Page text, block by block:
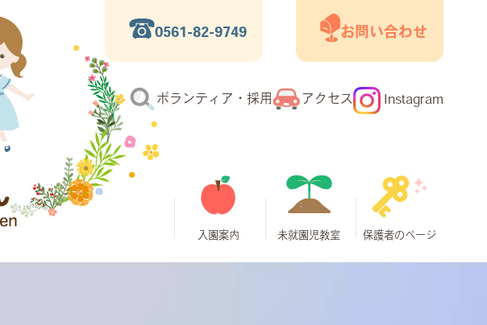
入園案内
募集要項
入園までの流
よくあるご質
海外からの一
預かり保育
園見学
未就園児教室
バンビーノ
ピッコロ
パピー
パパ＆ベビー
ホール開放日
保護者のページ
マリアブログ
ダウンロード
0561-82-9749 お問い合わせ
ボランティア・採用 アクセス Instagram